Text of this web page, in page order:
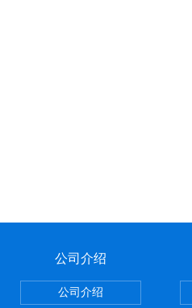
公司介绍
公司介绍